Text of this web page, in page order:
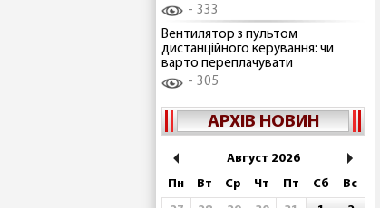
333
Вентилятор з пультом
дистанційного керування: чи
варто переплачувати
305
АРХІВ НОВИН
Август 2026
Пн
Вт Ср Чт Пт Сб
Вс